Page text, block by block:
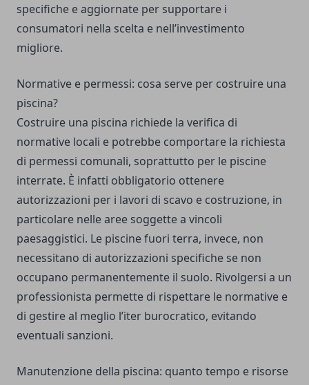
specifiche e aggiornate per supportare i
consumatori nella scelta e nell’investimento
migliore.
Normative e permessi: cosa serve per costruire una
piscina?
Costruire una piscina richiede la verifica di
normative locali e potrebbe comportare la richiesta
di permessi comunali, soprattutto per le piscine
interrate. È infatti obbligatorio ottenere
autorizzazioni per i lavori di scavo e costruzione, in
particolare nelle aree soggette a vincoli
paesaggistici. Le piscine fuori terra, invece, non
necessitano di autorizzazioni specifiche se non
occupano permanentemente il suolo. Rivolgersi a un
professionista permette di rispettare le normative e
di gestire al meglio l’iter burocratico, evitando
eventuali sanzioni.
Manutenzione della piscina: quanto tempo e risorse